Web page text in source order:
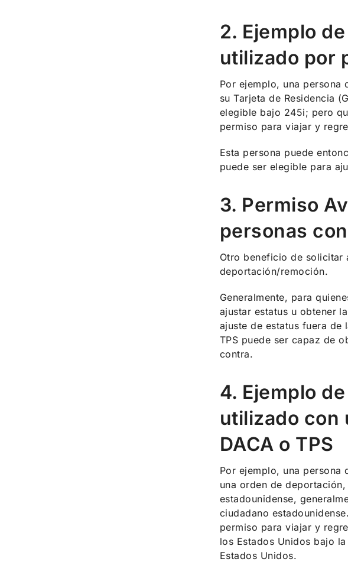
2. Ejemplo
utilizado por
Por ejemplo, una persona
su Tarjeta de Residencia
elegible bajo 245i; pero
permiso para viajar y
Esta persona puede
puede ser elegible para
3. Permiso
personas
Otro beneficio de solicitar
deportación/remoción.
Generalmente, para
ajustar estatus u obtener
ajuste de estatus fuera de
TPS puede ser capaz de
contra.
4. Ejemplo
utilizado con
DACA o TPS
Por ejemplo, una persona
una orden de
estadounidense,
ciudadano
permiso para viajar y
los Estados Unidos bajo
Estados Unidos.